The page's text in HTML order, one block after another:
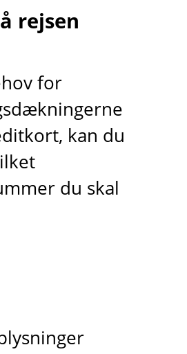
rejsen
for
kan du
du skal